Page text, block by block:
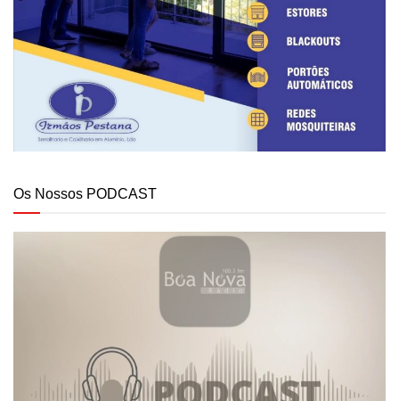
Os Nossos PODCAST